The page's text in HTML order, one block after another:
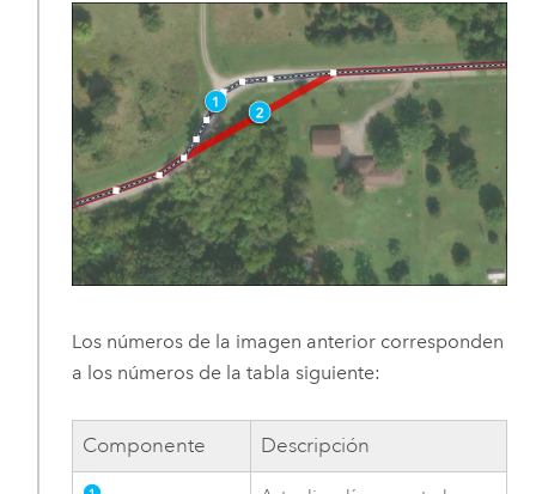
Los números de la imagen anterior corresponden
a los números de la tabla siguiente:
Componente Descripción